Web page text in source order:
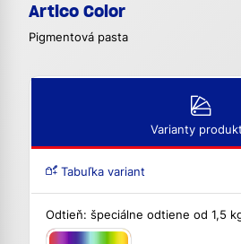
Artico Color
Pigmentová pasta
Varianty
Tabuľka variant
Odtieň: špeciálne odtiene od 1,5